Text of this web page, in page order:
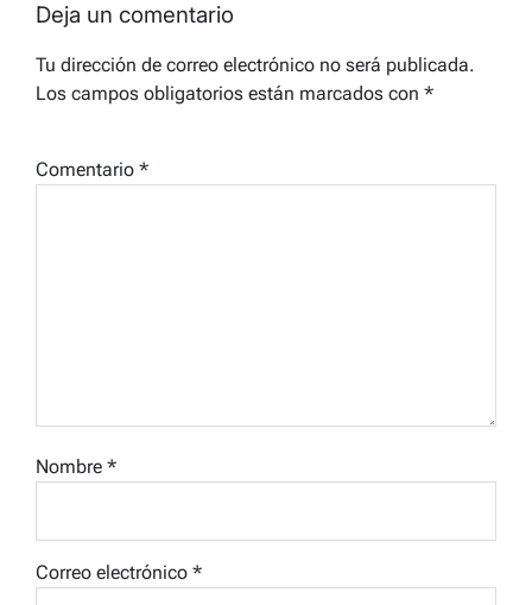
Deja un comentario
Tu dirección de correo electrónico no será publicada.
Los campos obligatorios están marcados con *
Comentario *
Nombre *
Correo electrónico *